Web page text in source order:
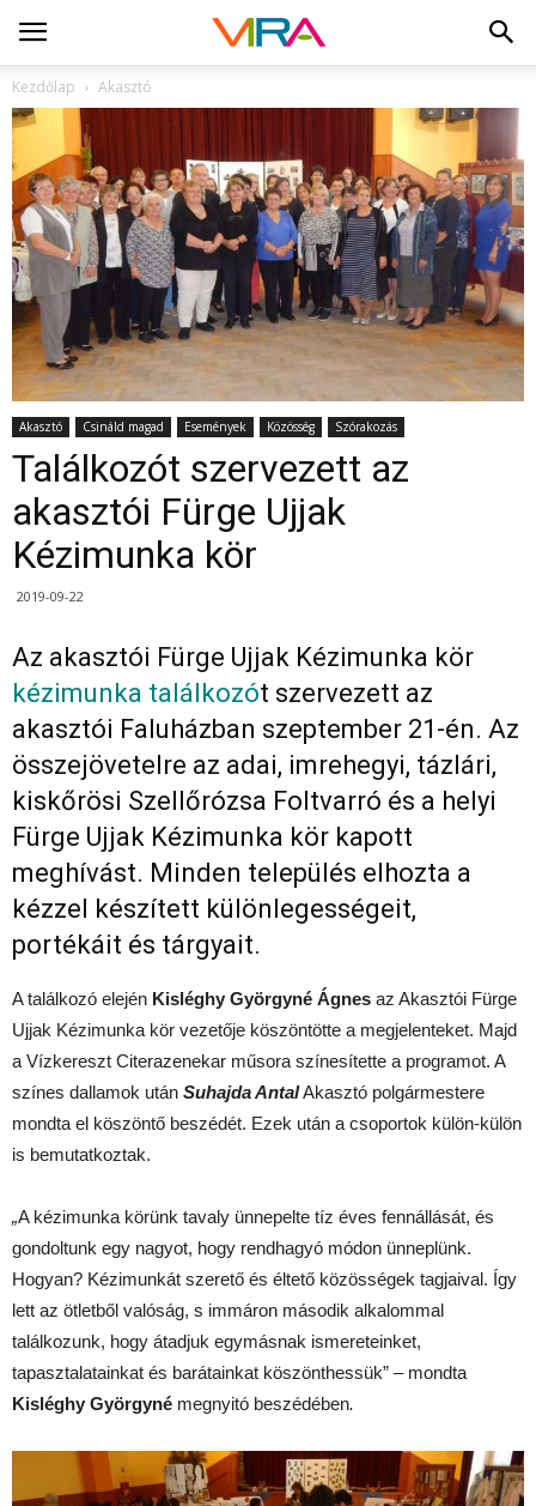
Kezdőlap Akasztó
Akasztó Csináld magad Események Közösség Szórakozás
Találkozót szervezett az
akasztói Fürge Ujjak
Kézimunka kör
2019-09-22
Az akasztói Fürge Ujjak Kézimunka kör
kézimunka találkozót szervezett az
akasztói Faluházban szeptember 21-én. Az
összejövetelre az adai, imrehegyi, tázlári,
kiskőrösi Szellőrózsa Foltvarró és a helyi
Fürge Ujjak Kézimunka kör kapott
meghívást. Minden település elhozta a
kézzel készített különlegességeit,
portékáit és tárgyait.
A találkozó elején Kisléghy Györgyné Ágnes az Akasztói Fürge
Ujjak Kézimunka kör vezetője köszöntötte a megjelenteket. Majd
a Vízkereszt Citerazenekar műsora színesítette a programot. A
színes dallamok után Suhajda AntalAkasztó polgármestere
mondta el köszöntő beszédét. Ezek után a csoportok külön-külön
is bemutatkoztak.
„A kézimunka körünk tavaly ünnepelte tíz éves fennállását, és
gondoltunk egy nagyot, hogy rendhagyó módon ünneplünk.
Hogyan? Kézimunkát szerető és éltető közösségek tagjaival. Így
lett az ötletből valóság, s immáron második alkalommal
találkozunk, hogy átadjuk egymásnak ismereteinket,
tapasztalatainkat és barátainkat köszönthessük” – mondta
Kisléghy Györgyné megnyitó beszédében.